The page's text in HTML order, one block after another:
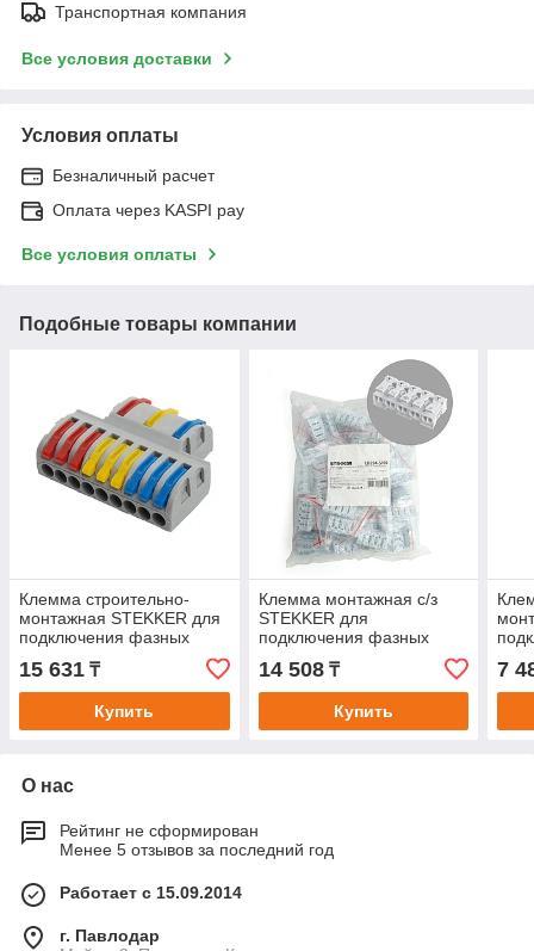
Транспортная компания
Все условия доставки
Условия оплаты
Безналичный расчет
Оплата через KASPI pay
Все условия оплаты
Подобные товары компании
Клемма строительно-
монтажная STEKKER для
подключения фазных
проводников 3 контактные
группы, (1 ввод,3вывода
15 631 ₸
Купить
Клемма монтажная с/з
STEKKER для
подключения фазных
проводников, 5
контактных групп (3 ввода,
3 вывода на
14 508₸
Купить
7
О нас
Рейтинг не сформирован
Менее 5 отзывов за последний год
Работает с 15.09.2014
г. Павлодар